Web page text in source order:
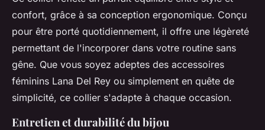
confort, grâce à sa conception ergonomique. Conçu
pour être porté quotidiennement, il offre une légèreté
permettant de l'incorporer dans votre routine sans
gêne. Que vous soyez adeptes des accessoires
féminins Lana Del Rey ou simplement en quête de
simplicité, ce collier s'adapte à chaque occasion.
Entretien et durabilité du bijou